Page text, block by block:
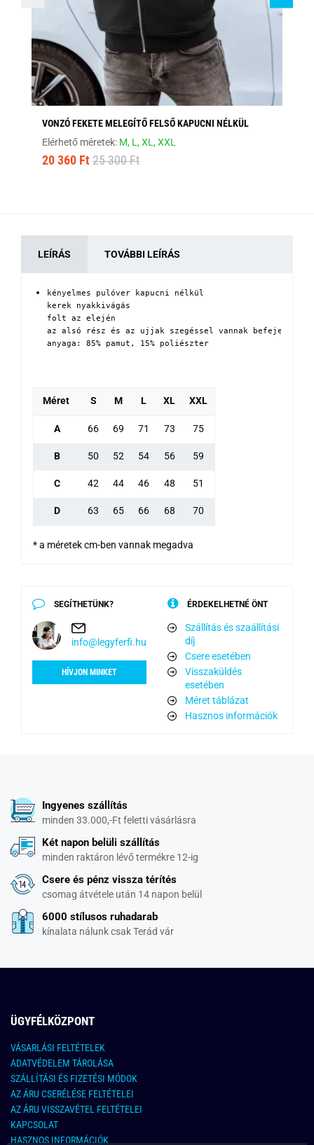
VONZÓ FEKETE MELEGÍTŐ FELSŐ KAPUCNI NÉLKÜL
Elérhető méretek: M, L,XL,XXL
20 360 Ft 25 300 Ft
LEÍRÁS TOVÁBBI LEÍRÁS
kényelmes pulóver kapucni nélkül
kerek nyakkivágás
folt az elején
az alsó rész és az ujjak szegéssel vannak befejezve
anyaga: 85% pamut, 15% poliészter
Méret S M L XL XXL
A 66 69 71 73 75
B 50 52 54 56 59
C 42 44 46 48 51
D 63 65 66 68 70
* a méretek cm-ben vannak megadva
SEGÍTHETÜNK?
info@legyferfi.hu
HÍVJON MINKET
ÉRDEKELHETNÉ ÖNT
Szállítás és szaállítási
díj
Csere esetében
Visszaküldés
esetében
Méret táblázat
Hasznos információk
Ingyenes szállítás
minden 33.000,-Ft feletti vásárlásra
Két napon belüli szállítás
minden raktáron lévő termékre 12-ig
Csere és pénz vissza térítés
csomag átvétele után 14 napon belül
6000 stílusos ruhadarab
kínalata nálunk csak Terád vár
ÜGYFÉLKÖZPONT
VÁSARLÁSI FELTÉTELEK
ADATVÉDELEM TÁROLÁSA
SZÁLLÍTÁSI ÉS FIZETÉSI MÓDOK
AZ ÁRU CSERÉLÉSE FELTÉTELEI
AZ ÁRU VISSZAVÉTEL FELTÉTELEI
KAPCSOLAT
HASZNOS INFORMÁCIÓK